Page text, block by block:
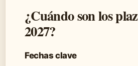
¿Cuándo son los
2027?
Fechas clave